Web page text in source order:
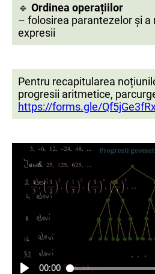
🔹 Ordinea operațiilor
– folosirea parantezelor și a
expresii
Pentru recapitularea
progresii aritmetice,
https://forms.gle/
00:00